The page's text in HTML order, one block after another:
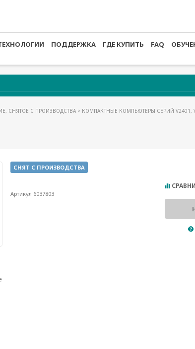
ПОДДЕРЖКА ГДЕ КУПИТЬ FAQ
СНЯТОЕ С ПРОИЗВОДСТВА > КОМПАКТНЫЕ КОМПЬЮТЕРЫ СЕРИЙ V2401,
СНЯТ С ПРОИЗВОДСТВА
Артикул 6037803